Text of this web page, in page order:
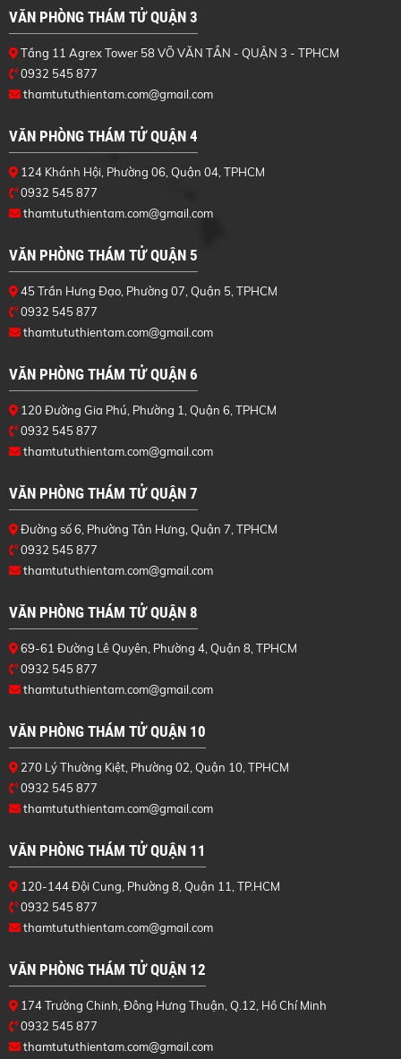
VĂN PHÒNG THÁM TỬ QUẬN 3
Tầng 11 Agrex Tower 58 VÕ VĂN TẦN - QUẬN 3 - TPHCM
0932 545 877
thamtututhientam.com@gmail.com
VĂN PHÒNG THÁM TỬ QUẬN 4
124 Khánh Hội, Phường 06, Quận 04, TPHCM
0932 545 877
thamtututhientam.com@gmail.com
VĂN PHÒNG THÁM TỬ QUẬN 5
45 Trần Hưng Đạo, Phường 07, Quận 5, TPHCM
0932 545 877
thamtututhientam.com@gmail.com
VĂN PHÒNG THÁM TỬ QUẬN 6
120 Đường Gia Phú, Phường 1, Quận 6, TPHCM
0932 545 877
thamtututhientam.com@gmail.com
VĂN PHÒNG THÁM TỬ QUẬN 7
Đường số 6, Phường Tân Hưng, Quận 7, TPHCM
0932 545 877
thamtututhientam.com@gmail.com
VĂN PHÒNG THÁM TỬ QUẬN 8
69-61 Đường Lê Quyên, Phường 4, Quận 8, TPHCM
0932 545 877
thamtututhientam.com@gmail.com
VĂN PHÒNG THÁM TỬ QUẬN 10
270 Lý Thường Kiệt, Phường 02, Quận 10, TPHCM
0932 545 877
thamtututhientam.com@gmail.com
VĂN PHÒNG THÁM TỬ QUẬN 11
120-144 Đội Cung, Phường 8, Quận 11, TP.HCM
0932 545 877
thamtututhientam.com@gmail.com
VĂN PHÒNG THÁM TỬ QUẬN 12
174 Trường Chinh, Đông Hưng Thuận, Q.12, Hồ Chí Minh
0932 545 877
thamtututhientam.com@gmail.com